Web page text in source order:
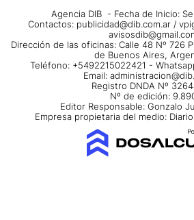
Agencia DIB - Fecha de Inicio:
Contactos: publicidad@dib.com.ar /
Dirección de las oficinas: Calle 48 Nº 726
de Buenos Aires,
Teléfono: +5492215022421 -
Email:
Registro DNDA Nº
Nº de edición:
Editor Responsable: Gonzalo
Empresa propietaria del medio: